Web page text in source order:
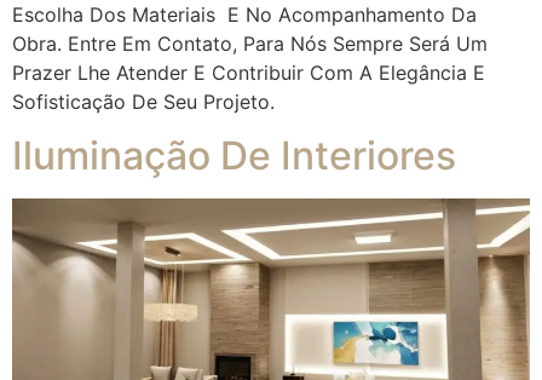
Escolha Dos Materiais E No Acompanhamento Da
Obra. Entre Em Contato, Para Nós Sempre Será Um
Prazer Lhe Atender E Contribuir Com A Elegância E
Sofisticação De Seu Projeto.
Iluminação De Interiores